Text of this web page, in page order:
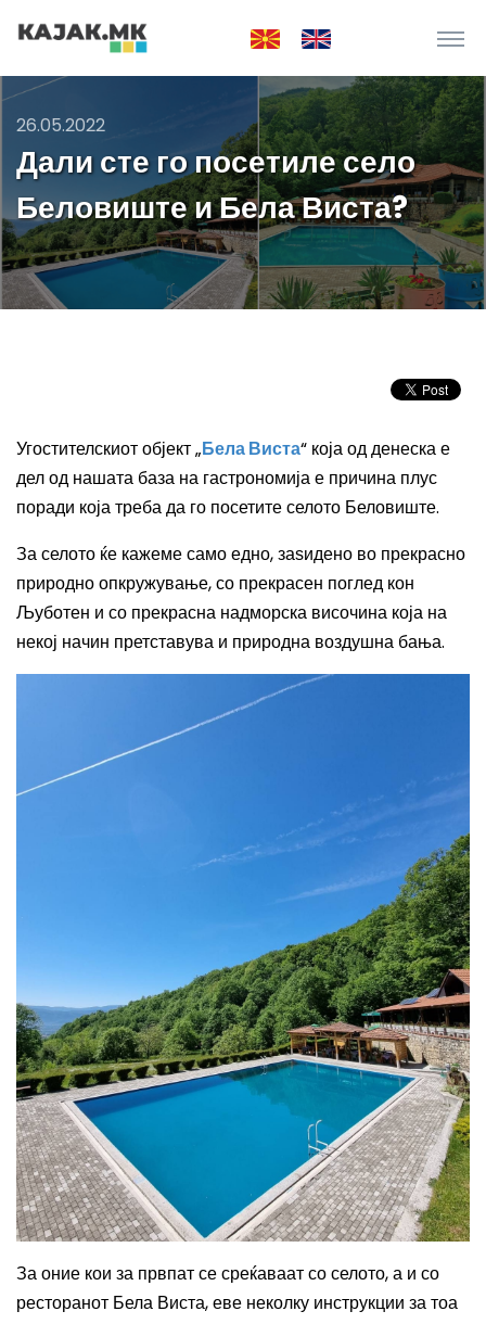
26.05.2022
Дали сте го посетиле село
Беловиште и Бела Виста?
Угостителскиот објект „Бела Виста“ која од денеска е
дел од нашата база на гастрономија е причина плус
поради која треба да го посетите селото Беловиште.
За селото ќе кажеме само едно, заѕидено во прекрасно
природно опкружување, со прекрасен поглед кон
Љуботен и со прекрасна надморска височина која на
некој начин претставува и природна воздушна бања.
За оние кои за првпат се среќаваат со селото, а и со
ресторанот Бела Виста, еве неколку инструкции за тоа